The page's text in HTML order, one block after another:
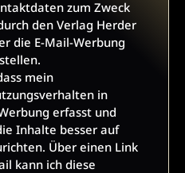
personenbezogenes
und E-Mail-Werbung erfasst
besser auf meine
einen Link in Newsletter oder
jederzeit ausschalten.
finden Sie in unseren
zum Zweck
den Verlag Herder
die E-Mail-Werbung
mein
in
erfasst und
Inhalte besser auf
Über einen Link
kann ich diese